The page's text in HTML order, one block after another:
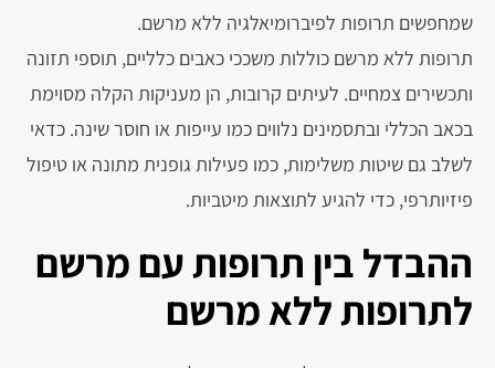
שמחפשים תרופות לפיברומיאלגיה ללא מרשם.
תרופות ללא מרשם כוללות משככי כאבים כלליים, תוספי תזונה
ותכשירים צמחיים. לעיתים קרובות, הן מעניקות הקלה מסוימת
בכאב הכללי ובתסמינים נלווים כמו עייפות או חוסר שינה. כדאי
לשלב גם שיטות משלימות, כמו פעילות גופנית מתונה או טיפול
פיזיותרפי, כדי להגיע לתוצאות מיטביות.
ההבדל בין תרופות עם מרשם
לתרופות ללא מרשם